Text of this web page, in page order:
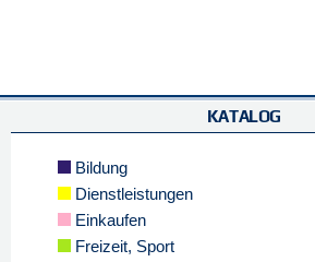
KATALOG
Bildung
Dienstleistungen
Einkaufen
Freizeit, Sport